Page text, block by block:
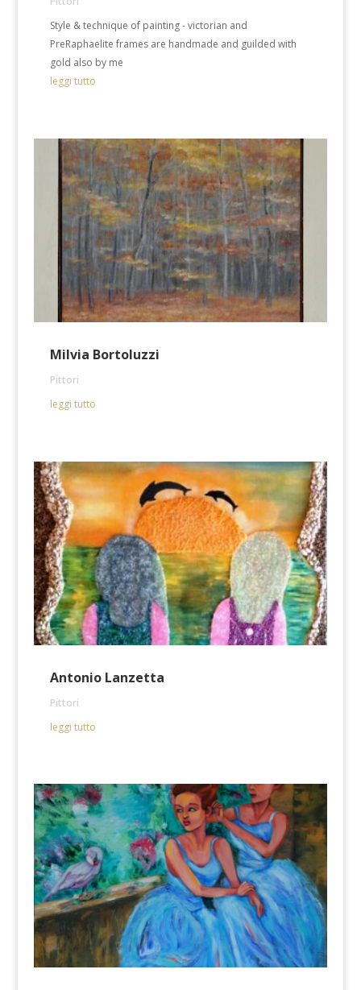
Style & technique of painting - victorian and
PreRaphaelite frames are handmade and guilded with
gold also by me
leggi tutto
Milvia Bortoluzzi
Pittori
leggi tutto
Antonio Lanzetta
Pittori
leggi tutto